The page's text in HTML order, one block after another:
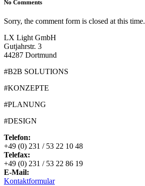
No Comments
Sorry, the comment form is closed at this time.
LX Light GmbH
Gutjahrstr. 3
44287 Dortmund
#B2B SOLUTIONS
#KONZEPTE
#PLANUNG
#DESIGN
Telefon:
+49 (0) 231 / 53 22 10 48
Telefax:
+49 (0) 231 / 53 22 86 19
E-Mail:
Kontaktformular